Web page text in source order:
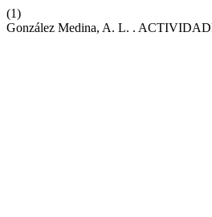
(1)
González Medina, A. L. .